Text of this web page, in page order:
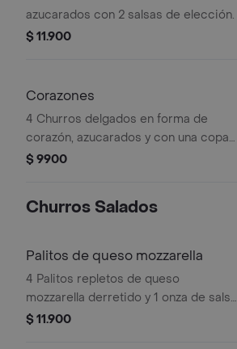
azucarados con 2 salsas de elección.
$ 11.900
Corazones
4 Churros delgados en forma de
corazón, azucarados y con una copa
de 1/2 onza de salsa a elección
$ 9900
Churros Salados
Palitos de queso mozzarella
4 Palitos repletos de queso
mozzarella derretido y 1 onza de salsa
a elección.
$ 11.900